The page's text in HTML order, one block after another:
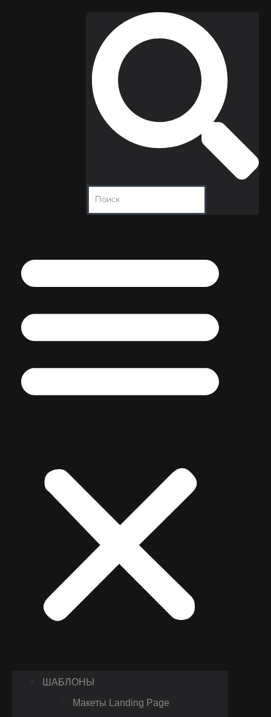
ШАБЛОНЫ
Макеты Landing Page